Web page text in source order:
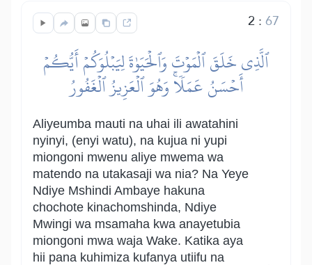
2 :67
ٱلَّذِي خَلَقَ ٱلۡمَوۡتَ وَٱلۡحَيَوٰةَ لِيَبۡلُوَكُمۡ أَيُّكُمۡ
أَحۡسَنُ عَمَلٗاۚ وَهُوَ ٱلۡعَزِيزُ ٱلۡغَفُورُ
Aliyeumba mauti na uhai ili awatahini
nyinyi, (enyi watu), na kujua ni yupi
miongoni mwenu aliye mwema wa
matendo na utakasaji wa nia? Na Yeye
Ndiye Mshindi Ambaye hakuna
chochote kinachomshinda, Ndiye
Mwingi wa msamaha kwa anayetubia
miongoni mwa waja Wake. Katika aya
hii pana kuhimiza kufanya utiifu na